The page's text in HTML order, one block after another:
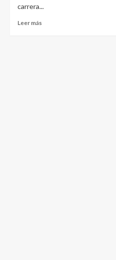
carrera...
Leer más